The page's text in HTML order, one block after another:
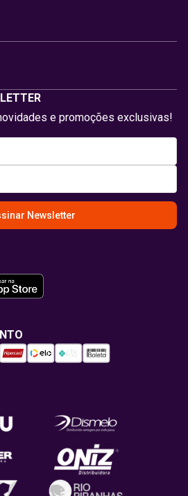
e promoções exclusivas!
Newsletter